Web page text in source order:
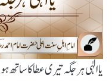
یاالٰہی ہر جگہ تیری عطا کا ساتھ ہو